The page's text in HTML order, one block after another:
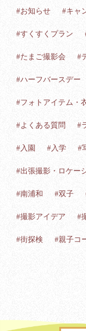
#お知らせ #キャ
#すくすくプラン
#たまご撮影会 #
#ハーフバースデー
#フォトアイテム・
#よくある質問 #
#入園 #入学 #
#出張撮影・ロケー
#南浦和 #双子
#撮影アイデア #
#街探検 #親子コ